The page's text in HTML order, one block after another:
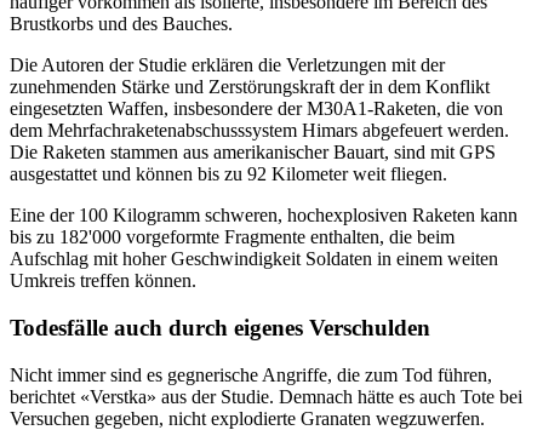
Brustkorbs und des Bauches.
Die Autoren der Studie erklären die Verletzungen mit der
zunehmenden Stärke und Zerstörungskraft der in dem Konflikt
eingesetzten Waffen, insbesondere der M30A1-Raketen, die von
dem Mehrfachraketenabschusssystem Himars abgefeuert werden.
Die Raketen stammen aus amerikanischer Bauart, sind mit GPS
ausgestattet und können bis zu 92 Kilometer weit fliegen.
Eine der 100 Kilogramm schweren, hochexplosiven Raketen kann
bis zu 182'000 vorgeformte Fragmente enthalten, die beim
Aufschlag mit hoher Geschwindigkeit Soldaten in einem weiten
Umkreis treffen können.
Todesfälle auch durch eigenes Verschulden
Nicht immer sind es gegnerische Angriffe, die zum Tod führen,
berichtet «Verstka» aus der Studie. Demnach hätte es auch Tote bei
Versuchen gegeben, nicht explodierte Granaten wegzuwerfen.